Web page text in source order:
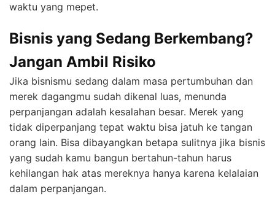
waktu yang mepet.
Bisnis yang Sedang Berkembang?
Jangan Ambil Risiko
Jika bisnismu sedang dalam masa pertumbuhan dan
merek dagangmu sudah dikenal luas, menunda
perpanjangan adalah kesalahan besar. Merek yang
tidak diperpanjang tepat waktu bisa jatuh ke tangan
orang lain. Bisa dibayangkan betapa sulitnya jika bisnis
yang sudah kamu bangun bertahun-tahun harus
kehilangan hak atas mereknya hanya karena kelalaian
dalam perpanjangan.